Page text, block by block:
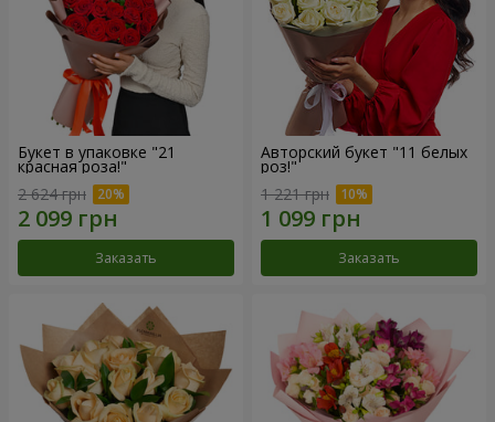
Букет в упаковке "21
красная роза!"
2 624 грн
Заказать
Авторский букет "11 белых
роз!"
1 221 грн
Заказать